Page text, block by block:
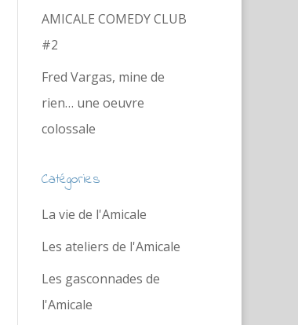
AMICALE COMEDY CLUB
#2
Fred Vargas, mine de
rien… une oeuvre
colossale
Catégories
La vie de l'Amicale
Les ateliers de l'Amicale
Les gasconnades de
l'Amicale